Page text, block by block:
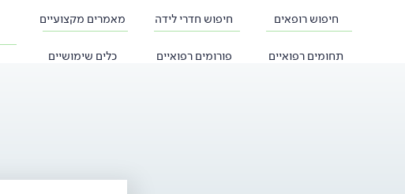
חיפוש רופאים חיפוש חדרי לידה מאמרים מקצועיים
תחומים רפואיים פורומים רפואיים כלים שימושיים